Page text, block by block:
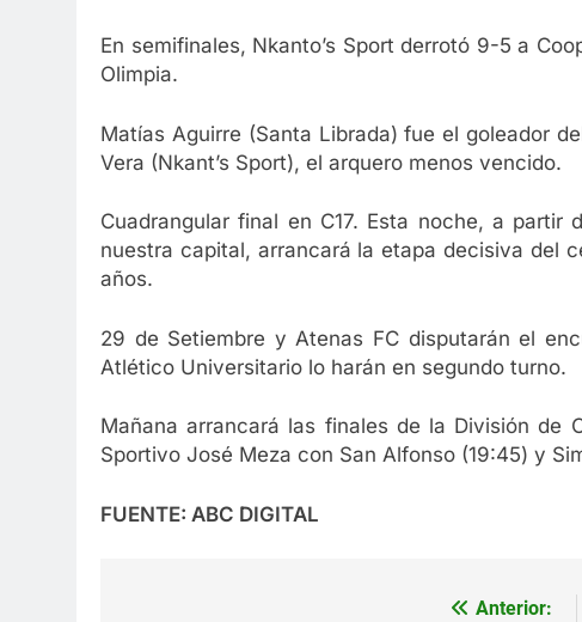
En semifinales, Nkanto’s Sport derrotó 9-5 a
Olimpia.
Matías Aguirre (Santa Librada) fue el goleador
Vera (Nkant’s Sport), el arquero menos vencido.
Cuadrangular final en C17. Esta noche, a partir
nuestra capital, arrancará la etapa decisiva del
años.
29 de Setiembre y Atenas FC disputarán el
Atlético Universitario lo harán en segundo turno.
Mañana arrancará las finales de la División de
Sportivo José Meza con San Alfonso (19:45) y
FUENTE: ABC DIGITAL
Anterior: